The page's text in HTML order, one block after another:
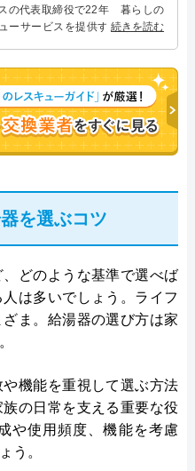
の代表取締役で22年 暮らしの
ーサービスを提供する株式会社
信頼される「給湯器」のスペシ
続きを読む
を選ぶコツ
、どのような基準で選べば
は多いでしょう。ライフ
ま。給湯器の選び方は家
機能を重視して選ぶ方法
の日常を支える重要な役
や使用頻度、機能を考慮
う。